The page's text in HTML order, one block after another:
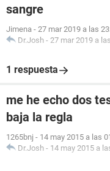
sangre
Jimena - 27 mar 2019 a las
Dr.Josh - 27 mar 2019 a
1 respuesta
me he echo dos
baja la regla
1265bnj - 14 may 2015 a las
Dr.Josh - 14 may 2015 a